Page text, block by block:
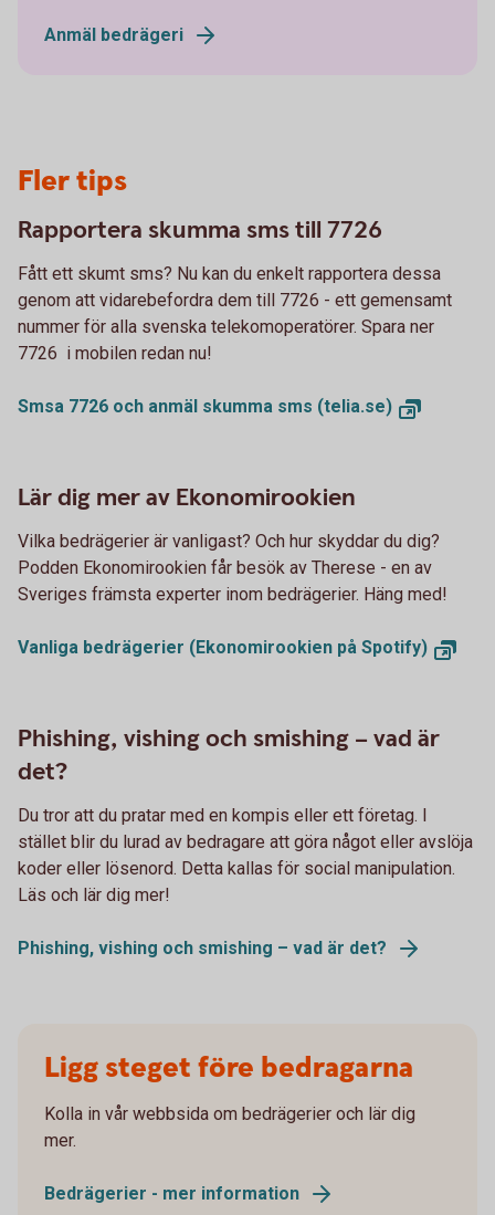
Anmäl bedrägeri
Fler tips
Rapportera skumma sms till 7726
Fått ett skumt sms? Nu kan du enkelt rapportera dessa
genom att vidarebefordra dem till 7726 - ett gemensamt
nummer för alla svenska telekomoperatörer. Spara ner
7726 i mobilen redan nu!
Smsa 7726 och anmäl skumma sms (telia.se)
Lär dig mer av Ekonomirookien
Vilka bedrägerier är vanligast? Och hur skyddar du dig?
Podden Ekonomirookien får besök av Therese - en av
Sveriges främsta experter inom bedrägerier. Häng med!
Vanliga bedrägerier (Ekonomirookien på Spotify)
Phishing, vishing och smishing – vad är
det?
Du tror att du pratar med en kompis eller ett företag. I
stället blir du lurad av bedragare att göra något eller avslöja
koder eller lösenord. Detta kallas för social manipulation.
Läs och lär dig mer!
Phishing, vishing och smishing – vad är det?
Ligg steget före bedragarna
Kolla in vår webbsida om bedrägerier och lär dig
mer.
Bedrägerier - mer information